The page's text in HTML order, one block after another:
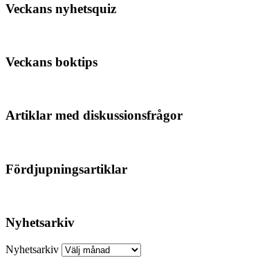
Veckans nyhetsquiz
Veckans boktips
Artiklar med diskussionsfrågor
Fördjupningsartiklar
Nyhetsarkiv
Nyhetsarkiv